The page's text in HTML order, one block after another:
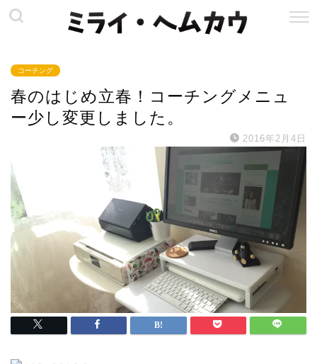
コーチング
春のはじめ立春！コーチングメニュ
ー少し変更しました。
2016年2月4日